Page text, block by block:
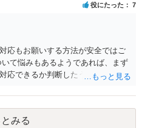
役にたった 7
応もお願いする方法が安全ではご
て悩みもあるようであれば、まず
応できるか判断したうえで、 弁護
１度弁護士に相談する方法もあり
示談交渉の依頼をする方法です
で対応する方法もご検討いただい
みる